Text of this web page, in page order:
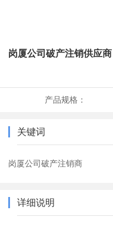
岗厦公司破产注销供应
产品规格：
关键词
岗厦公司破产注销商
详细说明